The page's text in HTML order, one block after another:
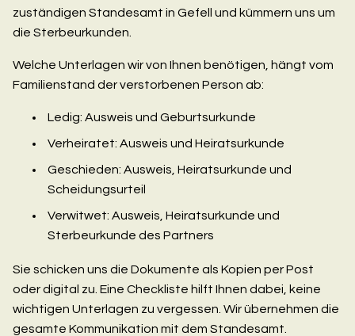
zuständigen Standesamt in Gefell und kümmern uns um
die Sterbeurkunden.
Welche Unterlagen wir von Ihnen benötigen, hängt vom
Familienstand der verstorbenen Person ab:
Ledig: Ausweis und Geburtsurkunde
Verheiratet: Ausweis und Heiratsurkunde
Geschieden: Ausweis, Heiratsurkunde und
Scheidungsurteil
Verwitwet: Ausweis, Heiratsurkunde und
Sterbeurkunde des Partners
Sie schicken uns die Dokumente als Kopien per Post
oder digital zu. Eine Checkliste hilft Ihnen dabei, keine
wichtigen Unterlagen zu vergessen. Wir übernehmen die
gesamte Kommunikation mit dem Standesamt.